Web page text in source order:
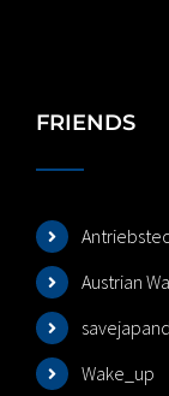
FRIENDS
Austrian
Wake_up